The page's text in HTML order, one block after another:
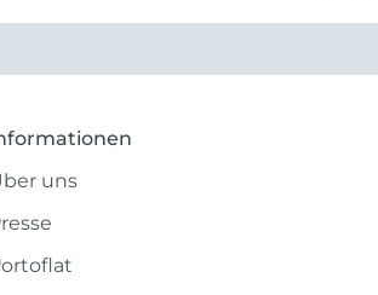
uns